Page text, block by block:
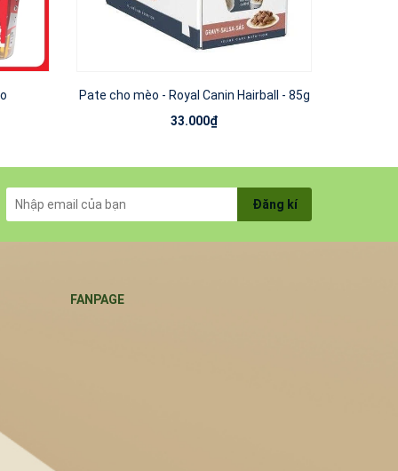
Pate cho mèo - Royal Canin Hairball - 85g
33.000₫
Đăng kí
FANPAGE